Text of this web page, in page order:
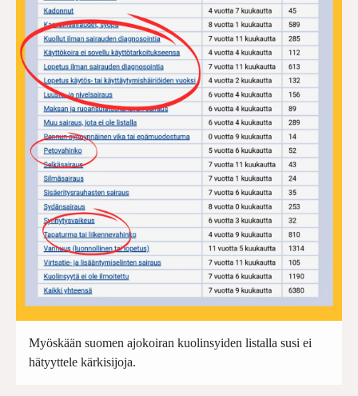
Myöskään suomen ajokoiran kuolinsyiden listalla susi ei
hätyyttele kärkisijoja.